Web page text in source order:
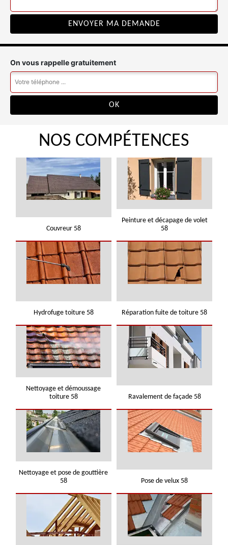
On vous rappelle gratuitement
NOS COMPÉTENCES
Couvreur 58
Peinture et décapage de volet
58
Hydrofuge toiture 58 Réparation fuite de toiture 58
Nettoyage et démoussage
toiture 58
Ravalement de façade 58
Nettoyage et pose de gouttière
58
Pose de velux 58